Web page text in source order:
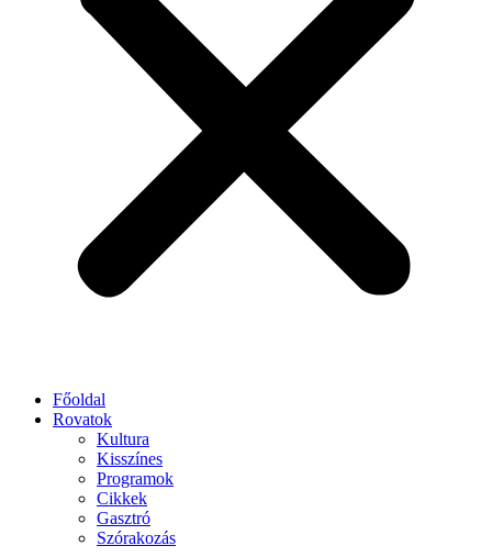
Főoldal
Rovatok
Kultura
Kisszínes
Programok
Cikkek
Gasztró
Szórakozás